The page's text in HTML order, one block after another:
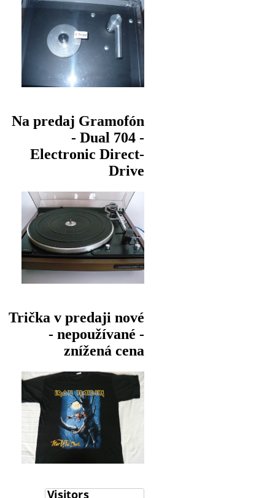
Na predaj Gramofón
- Dual 704 -
Electronic Direct-
Drive
Trička v predaji nové
- nepoužívané -
znížená cena